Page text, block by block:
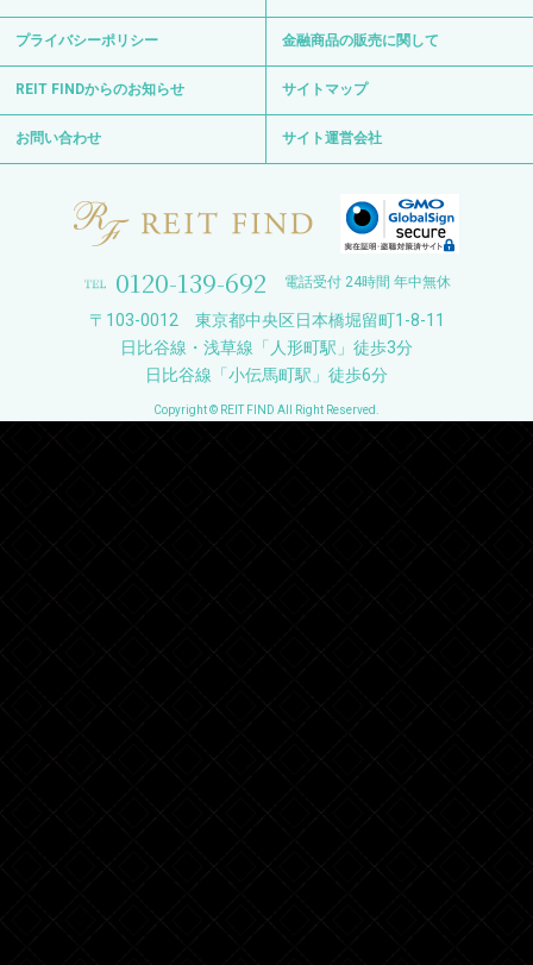
プライバシーポリシー 金融商品の販売に関して
REIT FINDからのお知らせ サイトマップ
お問い合わせ サイト運営会社
0120-139-692 電話受付 24時間 年中無休
〒103-0012 東京都中央区日本橋堀留町1-8-11
日比谷線・浅草線「人形町駅」徒歩3分
日比谷線「小伝馬町駅」徒歩6分
Copyright © REIT FIND All Right Reserved.